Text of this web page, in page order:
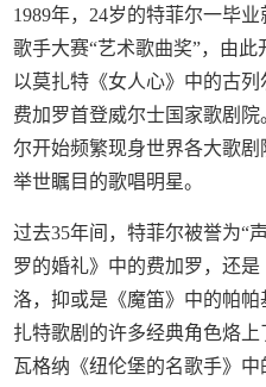
1989年，24岁的特菲尔一毕
歌手大赛“艺术歌曲奖”，由
以莫扎特《女人心》中的古
费加罗首登威尔士国家歌剧
尔开始频繁现身世界各大歌
举世瞩目的歌唱明星。
过去35年间，特菲尔被誉为
罗的婚礼》中的费加罗，还
洛，抑或是《魔笛》中的帕
扎特歌剧的许多经典角色烙
瓦格纳《纽伦堡的名歌手》